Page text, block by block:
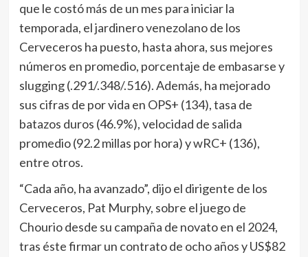
que le costó más de un mes para iniciar la
temporada, el jardinero venezolano de los
Cerveceros ha puesto, hasta ahora, sus mejores
números en promedio, porcentaje de embasarse y
slugging (.291/.348/.516). Además, ha mejorado
sus cifras de por vida en OPS+ (134), tasa de
batazos duros (46.9%), velocidad de salida
promedio (92.2 millas por hora) y wRC+ (136),
entre otros.
“Cada año, ha avanzado”, dijo el dirigente de los
Cerveceros, Pat Murphy, sobre el juego de
Chourio desde su campaña de novato en el 2024,
tras éste firmar un contrato de ocho años y US$82